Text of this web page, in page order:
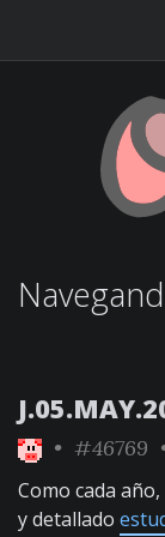
• #46769
Como cada
y detallado